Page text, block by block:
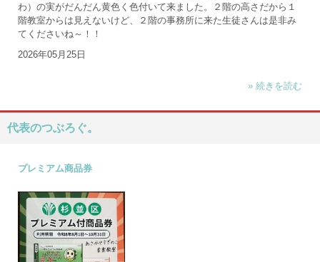
わ）の実がだんだん黄色く色付いて来ました。２階の高さだから１
階教室からは見えないけど、２階の事務所に来た生徒さんは是非み
てくださいね～！！
2026年05月25日
» 続きを読む
代表のつぶろぐ。
プレミアム商品券